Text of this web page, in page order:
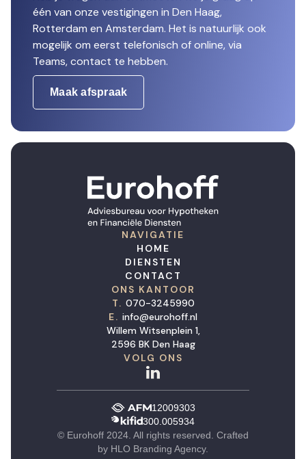
één van onze vestigingen in Den Haag,
Rotterdam en Amsterdam. Het is natuurlijk ook
mogelijk om eerst telefonisch of online, via
Teams, contact te hebben.
Maak afspraak
NAVIGATIE
HOME
DIENSTEN
CONTACT
ONS KANTOOR
T. 070-3245990
E. info@eurohoff.nl
Willem Witsenplein 1,
2596 BK Den Haag
VOLG ONS
12009303
300.005934
© Eurohoff 2024. All rights reserved. Crafted
by HLO Branding Agency.